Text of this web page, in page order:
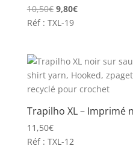
10,50€ Le
prix
10,50€.
9,80€Le
9,80€.
Réf : TXL-19
Trapilho XL – Imprimé
11,50€
Réf : TXL-12